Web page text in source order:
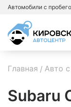
Автомобили с
Главная Авто
Subaru